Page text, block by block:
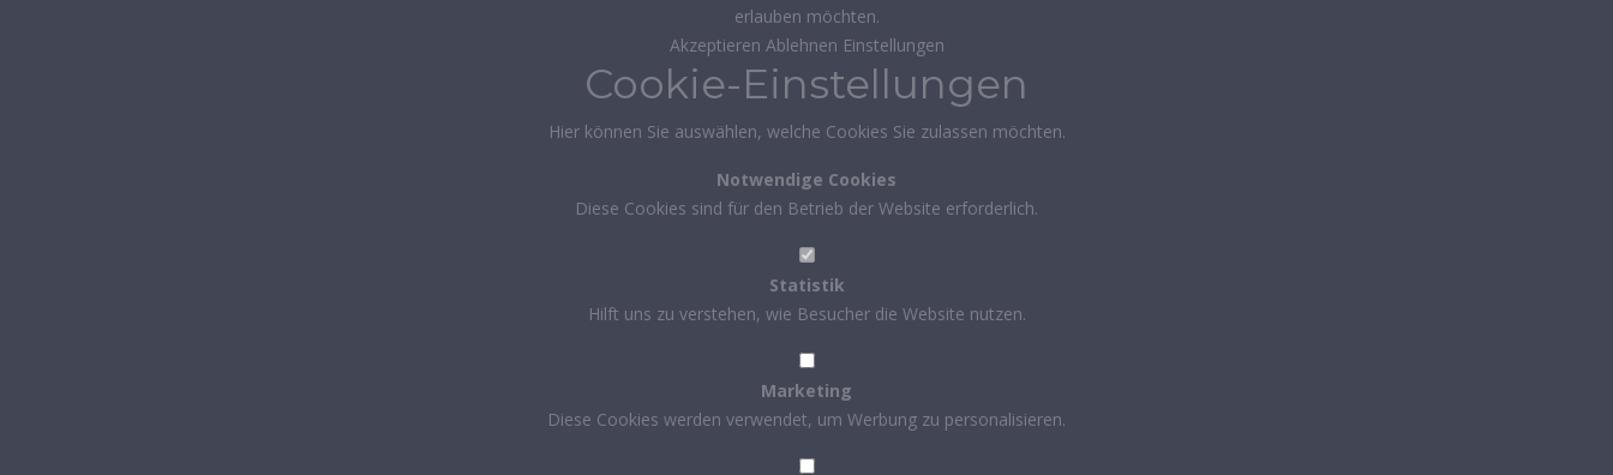
erlauben möchten.
Akzeptieren Ablehnen Einstellungen
Cookie-Einstellungen
Hier können Sie auswählen, welche Cookies Sie zulassen möchten.
Notwendige Cookies
Diese Cookies sind für den Betrieb der Website erforderlich.
Statistik
Hilft uns zu verstehen, wie Besucher die Website nutzen.
Marketing
Diese Cookies werden verwendet, um Werbung zu personalisieren.